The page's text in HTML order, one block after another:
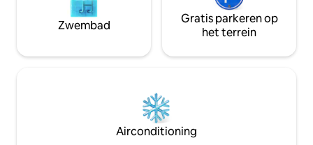
Zwembad
Gratis parkeren op
het terrein
Airconditioning